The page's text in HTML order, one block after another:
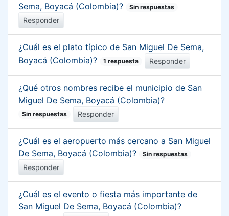
Sema, Boyacá (Colombia)?
Sin respuestas
Responder
¿Cuál es el plato típico de San Miguel De Sema,
Boyacá (Colombia)?
1 respuesta Responder
¿Qué otros nombres recibe el municipio de San
Miguel De Sema, Boyacá (Colombia)?
Sin respuestas Responder
¿Cuál es el aeropuerto más cercano a San Miguel
De Sema, Boyacá (Colombia)?
Sin respuestas
Responder
¿Cuál es el evento o fiesta más importante de
San Miguel De Sema, Boyacá (Colombia)?